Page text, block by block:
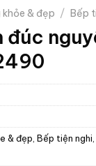
khỏe & đẹp / Bếp
đúc
& đẹp Bếp tiện nghi